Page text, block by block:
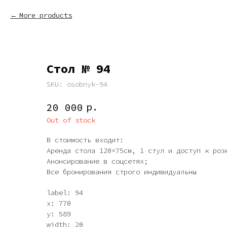
More products
Стол № 94
SKU: osobnyk-94
20 000 р.
Out of stock
В стоимость входит:
Аренда стола 120×75см, 1 стул и доступ к
Анонсирование в соцсетях;
Все бронирования строго индивидуальны
label: 94
x: 770
y: 589
width: 20